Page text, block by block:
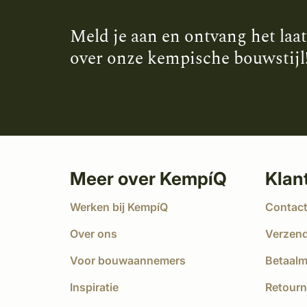
Meld je aan en ontvang het
over onze kempische
Meer over KempíQ
Werken bij KempíQ
Over ons
Voor bouwaannemers
Inspiratie
Contact